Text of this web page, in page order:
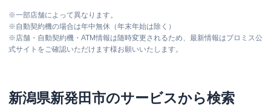
住所 新潟県新発田市住吉町５丁目６６０番
※一部店舗によって異なります。
※自動契約機の場合は年中無休（年末年始は除く）
※店舗・自動契約機・ATM情報は随時変更されるため、最新情報はプロミス公
式サイトをご確認いただけます様お願いいたします。
新潟県新発田市のサービスから検索